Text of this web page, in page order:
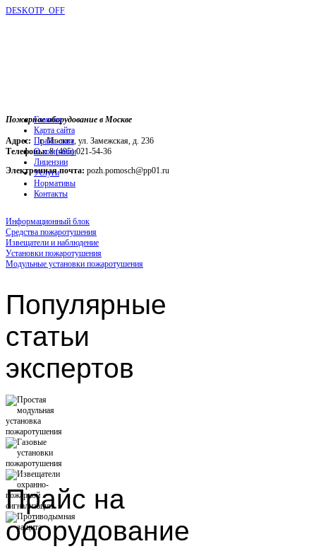
DESKOTP_OFF
Пожарное оборудование в Москве
Адрес: г. Москва, ул. Замежская, д. 236
Телефоны:8 (495) 021-54-36
Электронная почта: pozh.pomosch@pp01.ru
Главная
Карта сайта
Прайс-лист
О компании
Лицензии
Услуги
Нормативы
Контакты
Информационный блок
Средства пожаротушения
Извещатели и наблюдение
Установки пожаротушения
Модульные установки пожаротушения
Популярные
статьи
экспертов
Прайс на
оборудование